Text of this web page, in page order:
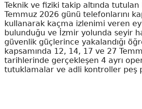
Teknik ve fiziki takip altında
Temmuz 2026 günü telefonlarını
kullanarak kaçma izlenimi veren
bulunduğu ve İzmir yolunda seyir
güvenlik güçlerince yakalandığı
kapsamında 12, 14, 17 ve 27
tarihlerinde gerçekleşen 4 ayrı
tutuklamalar ve adli kontroller peş